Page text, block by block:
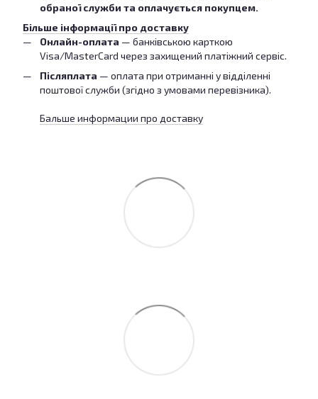
обраної служби та оплачується покупцем.
Більше інформації про доставку
Онлайн-оплата — банківською карткою
Visa/MasterCard через захищений платіжний сервіс.
Післяплата — оплата при отриманні у відділенні
поштової служби (згідно з умовами перевізника).
Бальше информации про доставку